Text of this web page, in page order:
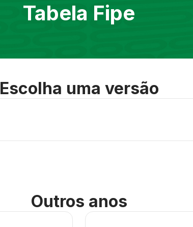
Tabela Fipe
Escolha uma versão
Outros anos